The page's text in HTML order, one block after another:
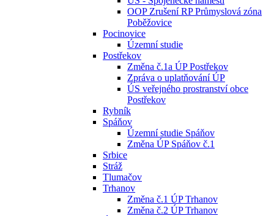
OOP Zrušení RP Průmyslová zóna
Poběžovice
Pocinovice
Územní studie
Postřekov
Změna č.1a ÚP Postřekov
Zpráva o uplatňování ÚP
ÚS veřejného prostranství obce
Postřekov
Rybník
Spáňov
Územní studie Spáňov
Změna ÚP Spáňov č.1
Srbice
Stráž
Tlumačov
Trhanov
Změna č.1 ÚP Trhanov
Změna č.2 ÚP Trhanov